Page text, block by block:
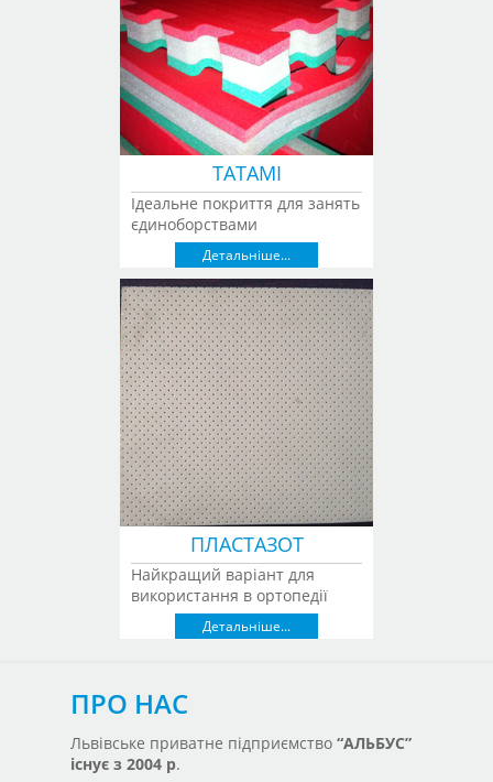
ТАТАМІ
Ідеальне покриття для занять
єдиноборствами
Детальніше...
ПЛАСТАЗОТ
Найкращий варіант для
використання в ортопедії
Детальніше...
ПРО НАС
Львівське приватне підприємство “АЛЬБУС”
існує з 2004 р.